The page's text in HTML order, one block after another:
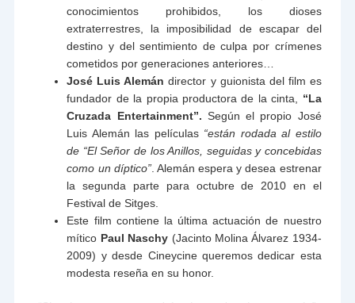
conocimientos prohibidos, los dioses
extraterrestres, la imposibilidad de escapar del
destino y del sentimiento de culpa por crímenes
cometidos por generaciones anteriores…
José Luis Alemán director y guionista del film es
fundador de la propia productora de la cinta, “La
Cruzada Entertainment”. Según el propio José
Luis Alemán las películas “están rodada al estilo
de “El Señor de los Anillos, seguidas y concebidas
como un díptico”. Alemán espera y desea estrenar
la segunda parte para octubre de 2010 en el
Festival de Sitges.
Este film contiene la última actuación de nuestro
mítico Paul Naschy (Jacinto Molina Álvarez 1934-
2009) y desde Cineycine queremos dedicar esta
modesta reseña en su honor.